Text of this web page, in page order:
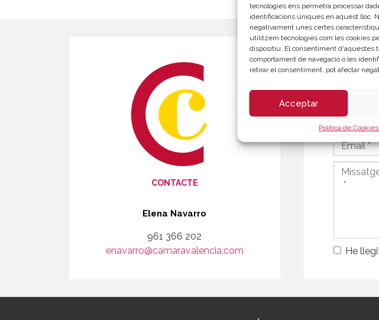
tecnologies ens permetrà processar
identificacions úniques en aquest lloc.
negativament unes certes
utilitzem tecnologies com les cookies
dispositiu. El consentiment d'aquestes
comportament de navegació o les
retirar el consentiment, pot afectar
Acceptar
Política de Cookies
CONTACTE
Elena Navarro
961 366 202
enavarro@camaravalencia.com
He